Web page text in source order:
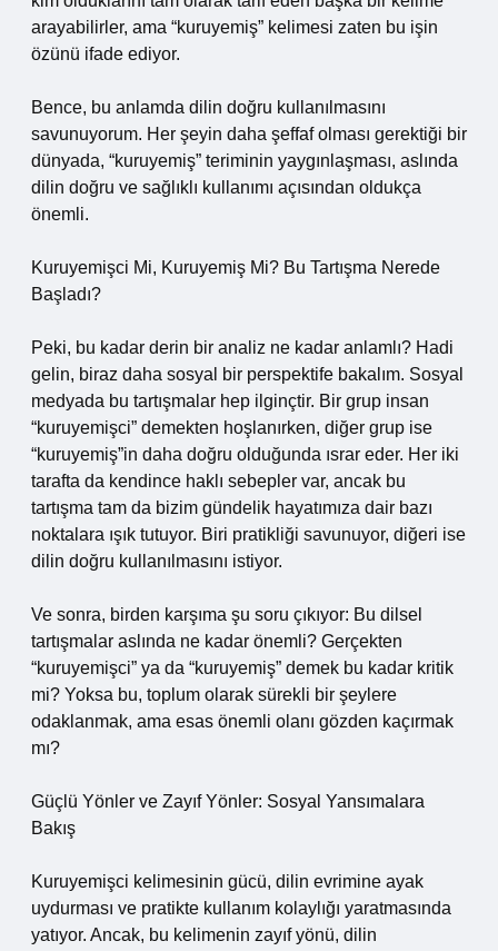
arayabilirler, ama “kuruyemiş” kelimesi zaten bu işin
özünü ifade ediyor.
Bence, bu anlamda dilin doğru kullanılmasını
savunuyorum. Her şeyin daha şeffaf olması gerektiği bir
dünyada, “kuruyemiş” teriminin yaygınlaşması, aslında
dilin doğru ve sağlıklı kullanımı açısından oldukça
önemli.
Kuruyemişci Mi, Kuruyemiş Mi? Bu Tartışma Nerede
Başladı?
Peki, bu kadar derin bir analiz ne kadar anlamlı? Hadi
gelin, biraz daha sosyal bir perspektife bakalım. Sosyal
medyada bu tartışmalar hep ilginçtir. Bir grup insan
“kuruyemişci” demekten hoşlanırken, diğer grup ise
“kuruyemiş”in daha doğru olduğunda ısrar eder. Her iki
tarafta da kendince haklı sebepler var, ancak bu
tartışma tam da bizim gündelik hayatımıza dair bazı
noktalara ışık tutuyor. Biri pratikliği savunuyor, diğeri ise
dilin doğru kullanılmasını istiyor.
Ve sonra, birden karşıma şu soru çıkıyor: Bu dilsel
tartışmalar aslında ne kadar önemli? Gerçekten
“kuruyemişci” ya da “kuruyemiş” demek bu kadar kritik
mi? Yoksa bu, toplum olarak sürekli bir şeylere
odaklanmak, ama esas önemli olanı gözden kaçırmak
mı?
Güçlü Yönler ve Zayıf Yönler: Sosyal Yansımalara
Bakış
Kuruyemişci kelimesinin gücü, dilin evrimine ayak
uydurması ve pratikte kullanım kolaylığı yaratmasında
yatıyor. Ancak, bu kelimenin zayıf yönü, dilin